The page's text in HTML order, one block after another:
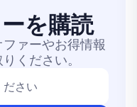
を購読
ァーやお得情報
ください。
ださい